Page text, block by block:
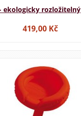
ekologicky rozložitelný
419,00 Kč